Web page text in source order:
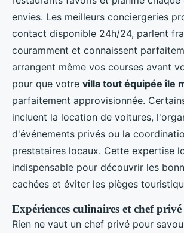
envies. Les meilleurs conciergeries
contact disponible 24h/24, parlent
couramment et connaissent
arrangent même vos courses avant
pour que votre villa tout équipée île
parfaitement approvisionnée.
incluent la location de voitures,
d'événements privés ou la
prestataires locaux. Cette expertise
indispensable pour découvrir les
cachées et éviter les pièges
Expériences culinaires et chef privé
Rien ne vaut un chef privé pour